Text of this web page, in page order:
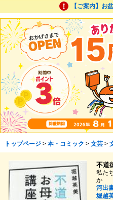
【ご案内】お
トップページ> 本・コミック > 文芸>
不道
私た
か
河出
堀越